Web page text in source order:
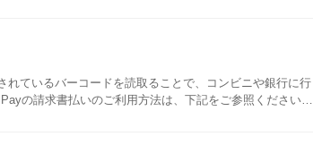
ているバーコードを読取ることで、コンビニや銀行に行
の請求書払いのご利用方法は、下記をご参照ください。